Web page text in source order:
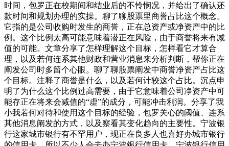
时间，包罗正在校期间和结业后的不怜悯况，并给出了确认还
款时间和规划办理的实操。聊了聊股票里商誉占比这个概念。
它指的是公司收购时发生的商誉，正在总资产或净资产中的比
例。这个比例太高可能意味着潜正在风险，由于商誉将来有减
值的可能。文章分享了怎样理解这个目标，怎样看它才算合
理，以及若何连系其他财政和营业消息来分析判断，帮你正在
阐发公司时多留个心眼。聊了聊股票阐发中商誉净资产占比这
个目标。注释了商誉是什么，以及若何计较这个占比。沉点申
明了为什么这个比例过高需要，由于它意味着公司净资产中可
能存正在将来会减值的“虚”的成分，可能冲击利润。分享了我
小我若何对待和使用这个目标的经验，包罗关心的阈值、连系
其他消息阐发的方式，以及察看其变化趋向的主要性。宁波银
行这家城市银行有不罕用户，现正在良多人也喜好办城市银行